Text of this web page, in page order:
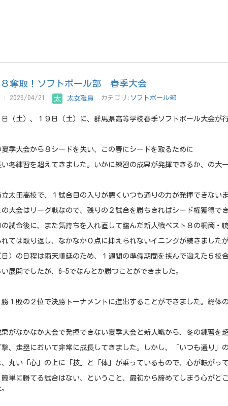
奪取！ソフトボール部 春季大会
: 2025/04/21 太女職員 カテゴリ: ソフトボール部
（土）、１９日（土）に、群馬県高等学校春季ソフトボール大会が行
季大会から８シードを失い、この春にシードを取るために
冬練習を超えてきました。いかに練習の成果が発揮できるか、の大
太田高校で、１試合目の入りが悪くいつも通りの力が発揮できないま
大会はリーグ戦なので、残りの２試合を勝ちきればシード権獲得で
試合後に、また気持ちを入れ直して臨んだ新人戦ベスト８の桐商・
ては取り返し、なかなか０点に抑えられないイニングが続きました
）の日程は雨天順延のため、１週間の準備期間を挟んで迎えた５校
展開でしたが、6-5でなんとか勝つことができました。
１敗の２位で決勝トーナメントに進出することができました。総体
がなかなか大会で発揮できない夏季大会と新人戦から、冬の練習を
、走塁において非常に成長してきました。しかし、「いつも通り」
丸い「心」の上に「技」と「体」が乗っているもので、心が転がっ
単に勝てる試合はない、ということ、最初から諦めてしまう心がど